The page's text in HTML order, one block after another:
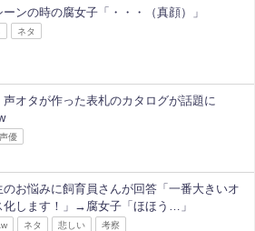
ーンの時の腐女子「・・・（真顔）」
ネタ
声オタが作った表札のカタログが話題に
声優
のお悩みに飼育員さんが回答「一番大きいオ
化します！」→腐女子「ほほう…」
ネタ 悲しい 考察